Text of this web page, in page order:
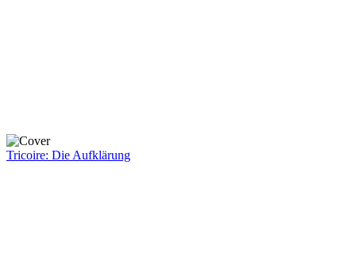
Tricoire: Die Aufklärung